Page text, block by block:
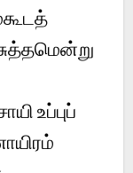
உப்புப்